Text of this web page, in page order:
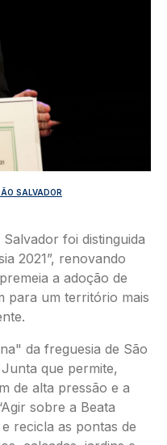
SALVADOR
foi distinguida
2021”, renovando
a adoção de
para um território mais
da freguesia de São
que permite,
de alta pressão e a
sobre a Beata
recicla as pontas de